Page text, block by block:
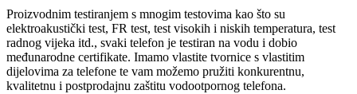
Proizvodnim testiranjem s mnogim testovima kao što su
elektroakustički test, FR test, test visokih i niskih temperatura, test
radnog vijeka itd., svaki telefon je testiran na vodu i dobio
međunarodne certifikate. Imamo vlastite tvornice s vlastitim
dijelovima za telefone te vam možemo pružiti konkurentnu,
kvalitetnu i postprodajnu zaštitu vodootpornog telefona.